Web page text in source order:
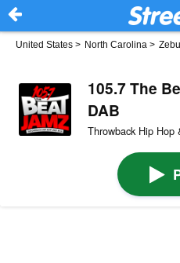
United States > North Carolina >
105.7 The
DAB
Throwback Hip Hop